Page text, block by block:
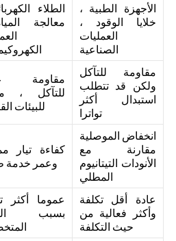
الطلاء
معالجة
الأجهزة الطبية ،
خلايا الوقود ،
العمليات
الصناعية
مقاومة
للتآكل ،
للبيئات
مقاومة للتآكل
ولكن قد تتطلب
استبدال أكثر
تواترا
كفاءة تيار
وعمر خدمة
انخفاض الموصلية
مقارنة مع
الأنودات التيتانيوم
المطلي
عموما أكثر
بسبب
عادة أقل تكلفة
وأكثر فعالية من
حيث التكلفة